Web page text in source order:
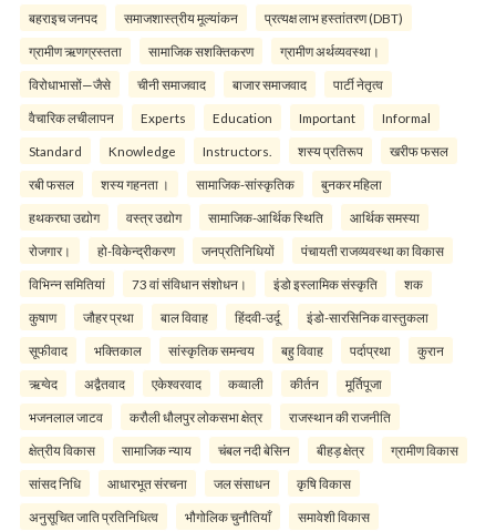
बहराइच जनपद समाजशास्त्रीय मूल्यांकन प्रत्यक्ष लाभ हस्तांतरण (DBT)
ग्रामीण ऋणग्रस्तता सामाजिक सशक्तिकरण ग्रामीण अर्थव्यवस्था।
विरोधाभासों—जैसे चीनी समाजवाद बाजार समाजवाद पार्टी नेतृत्व
वैचारिक लचीलापन Experts Education Important Informal
Standard Knowledge Instructors. शस्य प्रतिरूप खरीफ फसल
रबी फसल शस्य गहनता । सामाजिक-सांस्कृतिक बुनकर महिला
हथकरघा उद्योग वस्त्र उद्योग सामाजिक-आर्थिक स्थिति आर्थिक समस्या
रोजगार। हो-विकेन्द्रीकरण जनप्रतिनिधियों पंचायती राजव्यवस्था का विकास
विभिन्न समितियां 73 वां संविधान संशोधन। इंडो इस्लामिक संस्कृति शक
कुषाण जौहर प्रथा बाल विवाह हिंदवी-उर्दू इंडो-सारसिनिक वास्तुकला
सूफीवाद भक्तिकाल सांस्कृतिक समन्वय बहु विवाह पर्दाप्रथा कुरान
ऋग्वेद अद्वैतवाद एकेश्वरवाद कव्वाली कीर्तन मूर्तिपूजा
भजनलाल जाटव करौली धौलपुर लोकसभा क्षेत्र राजस्थान की राजनीति
क्षेत्रीय विकास सामाजिक न्याय चंबल नदी बेसिन बीहड़ क्षेत्र ग्रामीण विकास
सांसद निधि आधारभूत संरचना जल संसाधन कृषि विकास
अनुसूचित जाति प्रतिनिधित्व भौगोलिक चुनौतियाँ समावेशी विकास